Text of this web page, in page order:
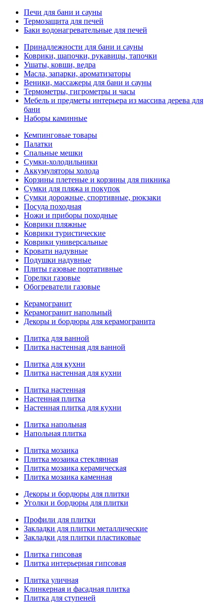
Печи для бани и сауны
Термозащита для печей
Баки водонагревательные для печей
Принадлежности для бани и сауны
Коврики, шапочки, рукавицы, тапочки
Ушаты, ковши, ведра
Масла, запарки, ароматизаторы
Веники, массажеры для бани и сауны
Термометры, гигрометры и часы
Мебель и предметы интерьера из массива дерева для
бани
Наборы каминные
Кемпинговые товары
Палатки
Спальные мешки
Сумки-холодильники
Аккумуляторы холода
Корзины плетеные и корзины для пикника
Сумки для пляжа и покупок
Сумки дорожные, спортивные, рюкзаки
Посуда походная
Ножи и приборы походные
Коврики пляжные
Коврики туристические
Коврики универсальные
Кровати надувные
Подушки надувные
Плиты газовые портативные
Горелки газовые
Обогреватели газовые
Керамогранит
Керамогранит напольный
Декоры и бордюры для керамогранита
Плитка для ванной
Плитка настенная для ванной
Плитка для кухни
Плитка настенная для кухни
Плитка настенная
Настенная плитка
Настенная плитка для кухни
Плитка напольная
Напольная плитка
Плитка мозаика
Плитка мозаика стеклянная
Плитка мозаика керамическая
Плитка мозаика каменная
Декоры и бордюры для плитки
Уголки и бордюры для плитки
Профили для плитки
Закладки для плитки металлические
Закладки для плитки пластиковые
Плитка гипсовая
Плитка интерьерная гипсовая
Плитка уличная
Клинкерная и фасадная плитка
Плитка для ступеней